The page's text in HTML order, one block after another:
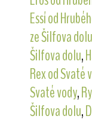
Essí od
ze Šilfova dolu
Šilfova dolu,
Rex od Svaté
Svaté vody,
Šilfova dolu,